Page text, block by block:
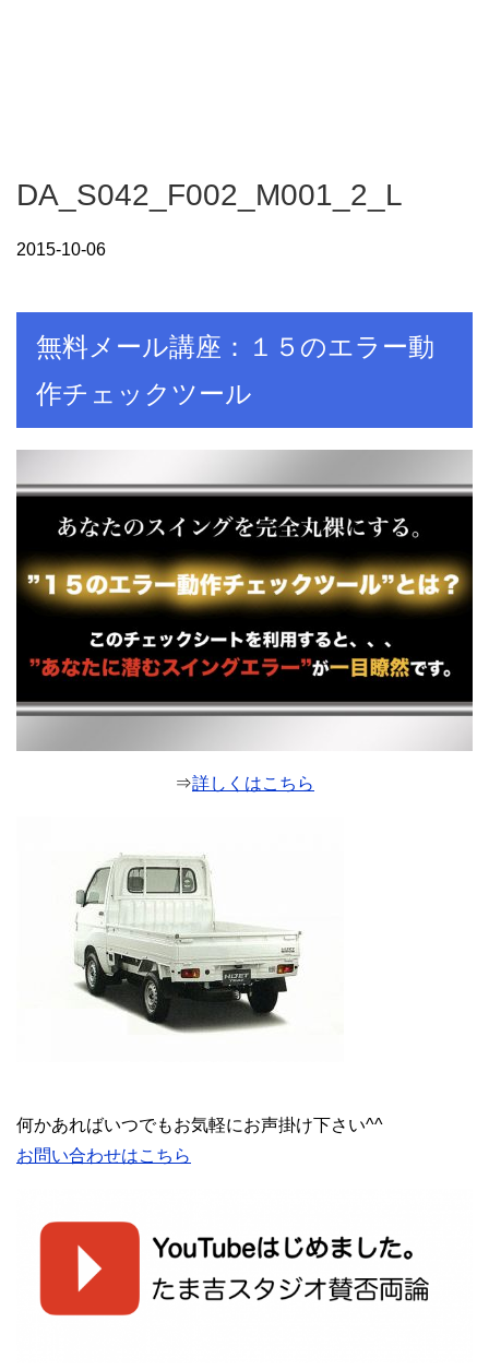
DA_S042_F002_M001_2_L
2015-10-06
無料メール講座：１５のエラー動
作チェックツール
⇒詳しくはこちら
何かあればいつでもお気軽にお声掛け下さい^^
お問い合わせはこちら